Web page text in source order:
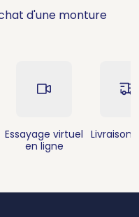
d'une monture
Essayage virtuel
en ligne
Livraison